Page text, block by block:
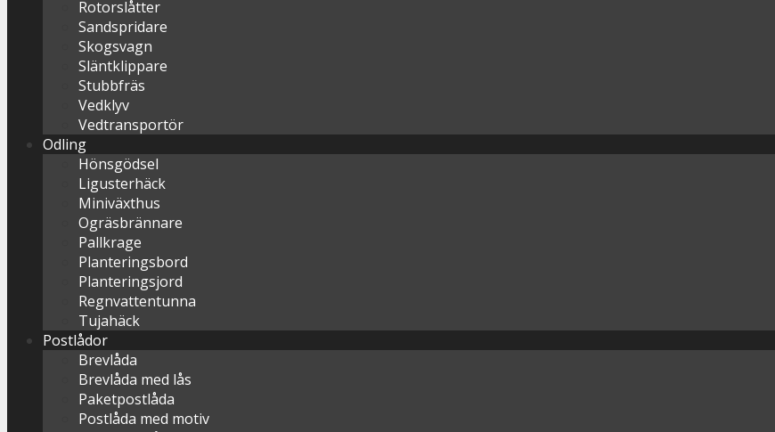
Rotorslåtter
Sandspridare
Skogsvagn
Släntklippare
Stubbfräs
Vedklyv
Vedtransportör
Odling
Hönsgödsel
Ligusterhäck
Miniväxthus
Ogräsbrännare
Pallkrage
Planteringsbord
Planteringsjord
Regnvattentunna
Tujahäck
Postlådor
Brevlåda
Brevlåda med lås
Paketpostlåda
Postlåda med motiv